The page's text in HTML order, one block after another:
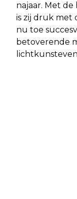
najaar. Met
is zij druk met
nu toe
betoverende